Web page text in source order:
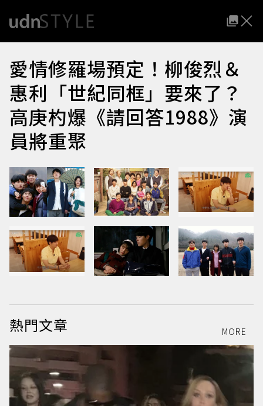
愛情修羅場預定！柳俊烈＆
惠利「世紀同框」要來了？
高庚杓爆《請回答1988》演
員將重聚
熱門文章 MORE